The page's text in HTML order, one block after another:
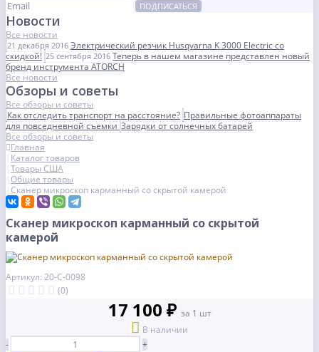
ПОДПИСАТЬСЯ
Новости
Все новости
21 декабря 2016 Электрический резчик Husqvarna K 3000 Electric со
скидкой! 25 сентября 2016 Теперь в нашем магазине представлен новый
бренд инструмента ATORCH
Все новости
Обзоры и советы
Все обзоры и советы
Как отследить транспорт на расстояние? Правильные фотоаппараты
для повседневной съемкиЗарядки от солнечных батарей
Все обзоры и советы
Главная
Каталог товаров
Товары США
Общие товары
Сканер микроскоп карманный со скрытой камерой
Сканер микроскоп карманный со скрытой
камерой
Артикул: 20-С-0098
(0)
17 100 ₽ за 1 шт
В наличии
-
+